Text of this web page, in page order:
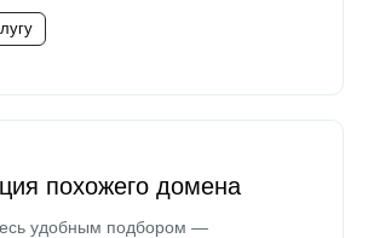
похожего домена
удобным подбором —